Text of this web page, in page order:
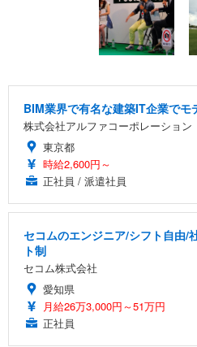
BIM業界で有名な建築IT企業でモ
株式会社アルファコーポレーション
東京都
時給2,600円～
正社員 / 派遣社員
セコムのエンジニア/シフト自由/
ト制
セコム株式会社
愛知県
月給26万3,000円～51万円
正社員